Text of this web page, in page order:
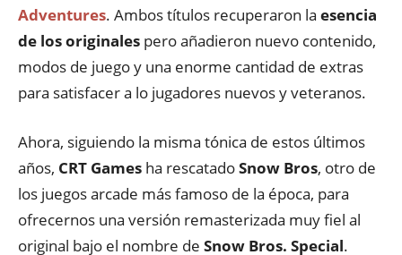
Adventures. Ambos títulos recuperaron la esencia
de los originales pero añadieron nuevo contenido,
modos de juego y una enorme cantidad de extras
para satisfacer a lo jugadores nuevos y veteranos.
Ahora, siguiendo la misma tónica de estos últimos
años, CRT Games ha rescatadoSnow Bros, otro de
los juegos arcade más famoso de la época, para
ofrecernos una versión remasterizada muy fiel al
original bajo el nombre de Snow Bros. Special.